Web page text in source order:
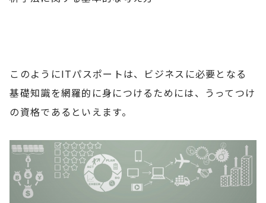
このようにITパスポートは、ビジネスに必要となる
基礎知識を網羅的に身につけるためには、うってつけ
の資格であるといえます。